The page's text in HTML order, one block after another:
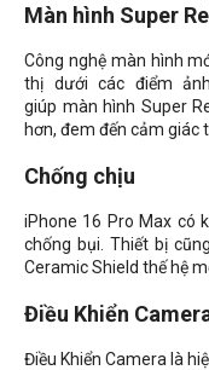
Màn hình Super
Công nghệ màn hình
thị dưới các điểm
giúp màn hình Super
hơn, đem đến cảm giác
Chống chịu
iPhone 16 Pro Max có
chống bụi. Thiết bị
Ceramic Shield thế hệ
Điều Khiển
Điều Khiển Camera là